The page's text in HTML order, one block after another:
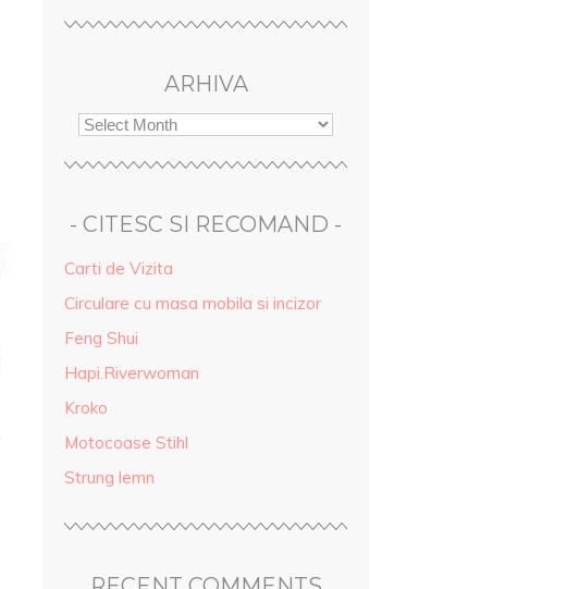
ARHIVA
- CITESC SI RECOMAND -
Carti de Vizita
Circulare cu masa mobila si incizor
Feng Shui
Hapi.Riverwoman
Kroko
Motocoase Stihl
Strung lemn